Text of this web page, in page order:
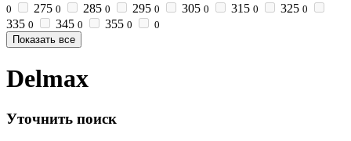
0 275 0 285 0 295 0 305 0 315 0 325 0
335 0 345 0 355 0
0
Показать все
Delmax
Уточнить поиск